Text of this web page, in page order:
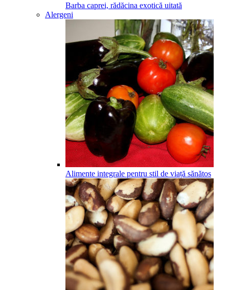
Barba caprei, rădăcina exotică uitată
Alergeni
Alimente integrale pentru stil de viață sănătos